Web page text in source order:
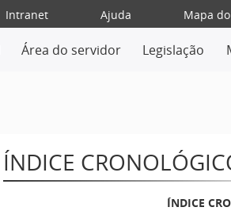
Intranet Ajuda Mapa
Área do servidor Legislação
ÍNDICE
ÍNDICE